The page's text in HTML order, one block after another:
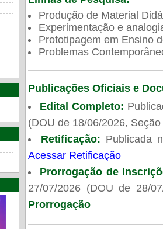
Linhas de Pesquisa:
Produção de Material
Experimentação e
Prototipagem em Ensino
Problemas
Publicações Oficiais e
Edital Completo:
(DOU de 18/06/2026,
Retificação:
Acessar Retificação
Prorrogação de
27/07/2026 (DOU de
Prorrogação